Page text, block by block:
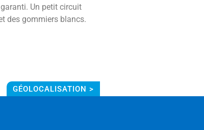
Un petit circuit
des gommiers blancs.
GÉOLOCALISATION >